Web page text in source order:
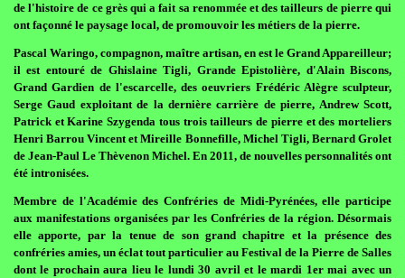
de l'histoire de ce grès qui a fait sa renommée et des tailleurs de pierre qui
ont façonné le paysage local, de promouvoir les métiers de la pierre.
Pascal Waringo, compagnon, maître artisan, en est le Grand Appareilleur;
il est entouré de Ghislaine Tigli, Grande Epistolière, d'Alain Biscons,
Grand Gardien de l'escarcelle, des oeuvriers Frédéric Alègre sculpteur,
Serge Gaud exploitant de la dernière carrière de pierre, Andrew Scott,
Patrick et Karine Szygenda tous trois tailleurs de pierre et des morteliers
Henri Barrou Vincent et Mireille Bonnefille, Michel Tigli, Bernard Grolet
de Jean-Paul Le Thèvenon Michel. En 2011, de nouvelles personnalités ont
été intronisées.
Membre de l'Académie des Confréries de Midi-Pyrénées, elle participe
aux manifestations organisées par les Confréries de la région. Désormais
elle apporte, par la tenue de son grand chapitre et la présence des
confréries amies, un éclat tout particulier au Festival de la Pierre de Salles
dont le prochain aura lieu le lundi 30 avril et le mardi 1er mai avec un